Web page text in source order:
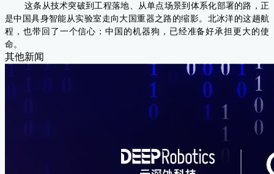
这条从技术突破到工程落地、从单点场景到体系化部署的路，正
是中国具身智能从实验室走向大国重器之路的缩影。北冰洋的这趟航
程，也带回了一个信心：中国的机器狗，已经准备好承担更大的使
命。
其他新闻